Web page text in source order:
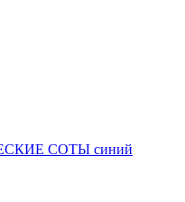
СОТЫ синий